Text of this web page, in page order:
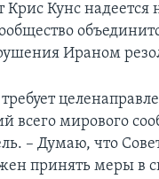
Кунс надеется
Ираном
всего мирового
– Думаю, что
принять меры в